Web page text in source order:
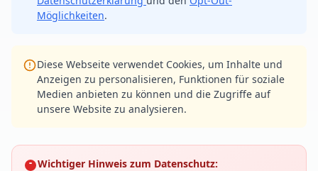
Möglichkeiten.
Diese Webseite verwendet Cookies, um Inhalte und
Anzeigen zu personalisieren, Funktionen für soziale
Medien anbieten zu können und die Zugriffe auf
unsere Website zu analysieren.
Wichtiger Hinweis zum Datenschutz: